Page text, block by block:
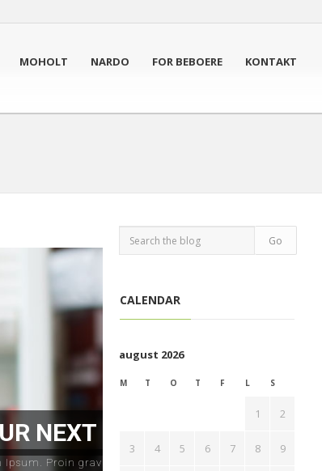
MOHOLT NARDO FOR BEBOERE KONTAKT
NEXT BUSINESS SOLUTION
Ipsum. Proin gravida nibh vel velit auctor aliquet
CALENDAR
august 2026
M T O T F L S
1 2
3 4 5 6 7 8 9